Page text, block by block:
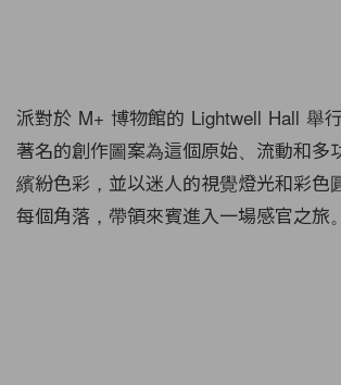
派對於 M+ 博物館的 Lightwell Hall 舉
著名的創作圖案為這個原始、流動和多
繽紛色彩，並以迷人的視覺燈光和彩色
每個角落，帶領來賓進入一場感官之旅。